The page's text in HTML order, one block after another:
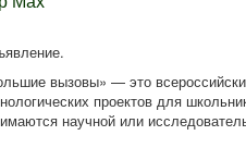
вызовы» — это
проектов для
научной или